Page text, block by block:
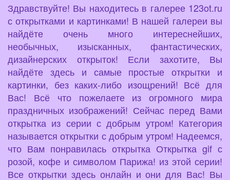
Здравствуйте! Вы находитесь в галерее 123ot.ru
с открытками и картинками! В нашей галереи вы
найдёте очень много интереснейших,
необычных, изысканных, фантастических,
дизайнерских открыток! Если захотите, Вы
найдёте здесь и самые простые открытки и
картинки, без каких-либо изощрений! Всё для
Вас! Всё что пожелаете из огромного мира
праздничных изображений! Сейчас перед Вами
открытка из серии с добрым утром! Категория
называется открытки с добрым утром! Надеемся,
что Вам понравилась открытка Открытка gif с
розой, кофе и символом Парижа! из этой серии!
Все открытки здесь онлайн и они для Вас! Вы